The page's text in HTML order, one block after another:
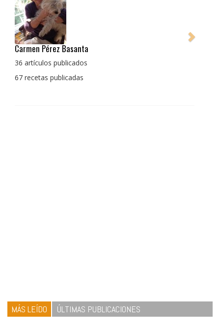
Pedro Manuel Collado Cruz
La cocina para mi es producto bien tratado sin
con un toque diferente